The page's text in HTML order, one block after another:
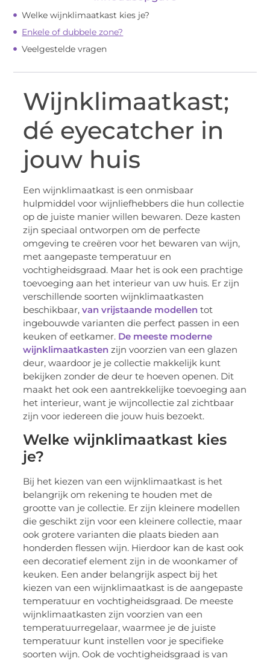
Welke wijnklimaatkast kies je?
Enkele of dubbele zone?
Veelgestelde vragen
Wijnklimaatkast;
dé eyecatcher in
jouw huis
Een wijnklimaatkast is een onmisbaar
hulpmiddel voor wijnliefhebbers die hun collectie
op de juiste manier willen bewaren. Deze kasten
zijn speciaal ontworpen om de perfecte
omgeving te creëren voor het bewaren van wijn,
met aangepaste temperatuur en
vochtigheidsgraad. Maar het is ook een prachtige
toevoeging aan het interieur van uw huis. Er zijn
verschillende soorten wijnklimaatkasten
beschikbaar,van vrijstaande modellen tot
ingebouwde varianten die perfect passen in een
keuken of eetkamer. De meeste moderne
wijnklimaatkasten zijn voorzien van een glazen
deur, waardoor je je collectie makkelijk kunt
bekijken zonder de deur te hoeven openen. Dit
maakt het ook een aantrekkelijke toevoeging aan
het interieur, want je wijncollectie zal zichtbaar
zijn voor iedereen die jouw huis bezoekt.
Welke wijnklimaatkast kies
je?
Bij het kiezen van een wijnklimaatkast is het
belangrijk om rekening te houden met de
grootte van je collectie. Er zijn kleinere modellen
die geschikt zijn voor een kleinere collectie, maar
ook grotere varianten die plaats bieden aan
honderden flessen wijn. Hierdoor kan de kast ook
een decoratief element zijn in de woonkamer of
keuken. Een ander belangrijk aspect bij het
kiezen van een wijnklimaatkast is de aangepaste
temperatuur en vochtigheidsgraad. De meeste
wijnklimaatkasten zijn voorzien van een
temperatuurregelaar, waarmee je de juiste
temperatuur kunt instellen voor je specifieke
soorten wijn. Ook de vochtigheidsgraad is van